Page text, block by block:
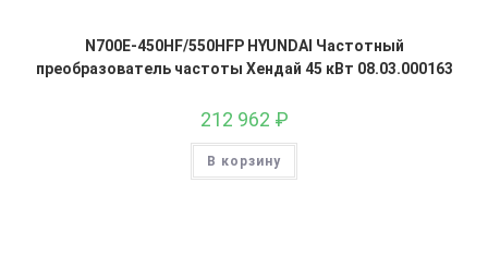
N700E-450HF/550HFP HYUNDAI Частотный
преобразователь частоты Хендай 45 кВт 08.03.000163
212 962 ₽
В корзину